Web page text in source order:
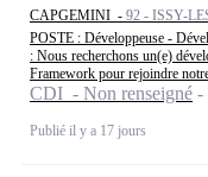
CAPGEMINI - 92 - ISSY-
POSTE : Développeuse -
: Nous recherchons un(e)
Framework pour rejoindre
CDI - Non renseigné
Publié il y a 17 jours